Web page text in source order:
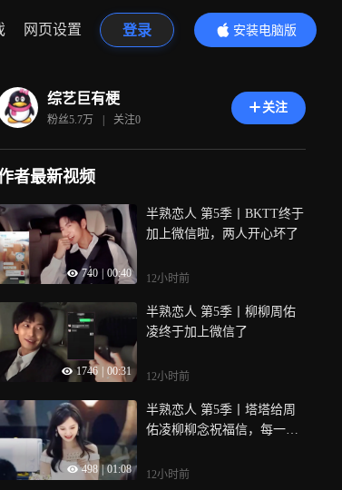
网页设置 登录
安装电脑版
内容更精彩
综艺巨有梗
粉丝5.7万 | 关注0
关注
者最新视频
740 00:40
半熟恋人 第5季丨BKTT终于
加上微信啦，两人开心坏了
12小时前
1746 00:31
半熟恋人 第5季丨柳柳周佑
凌终于加上微信了
12小时前
498 01:08
半熟恋人 第5季丨塔塔给周
佑凌柳柳念祝福信，每一段
12小时前